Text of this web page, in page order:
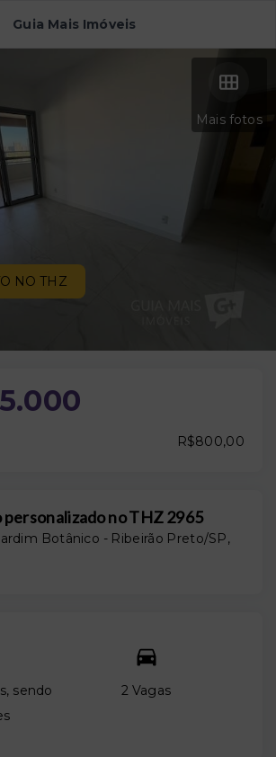
Guia Mais Imóveis
Mais fotos
NO THZ
R$800,00
no THZ 2965
Botânico - Ribeirão Preto/SP,
sendo
2 Vagas